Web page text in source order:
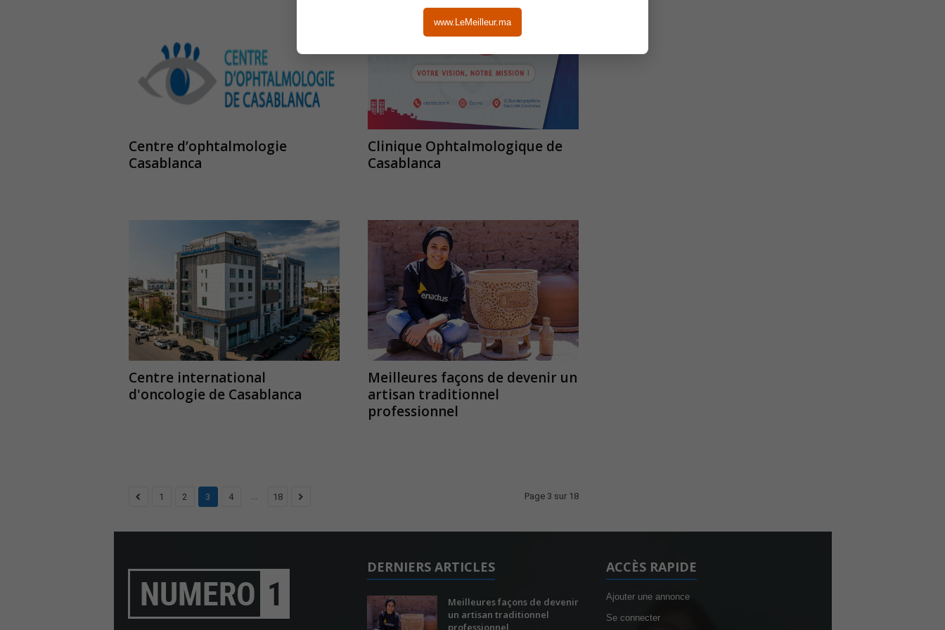
www.LeMeilleur.ma
Centre d’ophtalmologie
Casablanca
Clinique Ophtalmologique de
Casablanca
Centre international
d'oncologie de Casablanca
Meilleures façons de devenir un
artisan traditionnel
professionnel
1 2 3 4 ... 18 Page 3 sur 18
DERNIERS ARTICLES
Meilleures façons de devenir
un artisan traditionnel
professionnel
ACCÈS RAPIDE
Ajouter une annonce
Se connecter